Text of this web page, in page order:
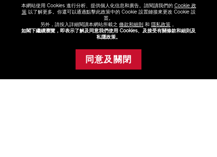
本網站使用 Cookies 進行分析、提供個人化信息和廣告。請閱讀我們的 Cookie 政
策以了解更多。你還可以通過點擊此政策中的 Cookie 設置鏈接來更改 Cookie 設
置。
另外，請按入詳細閱讀本網站所載之 條款和細則 和 隱私政策 。
如閣下繼續瀏覽，即表示了解及同意我們使用 Cookies、及接受有關條款和細則及
私隱政策。
同意及關閉
與美容顧問選購最適合你的產品
查看